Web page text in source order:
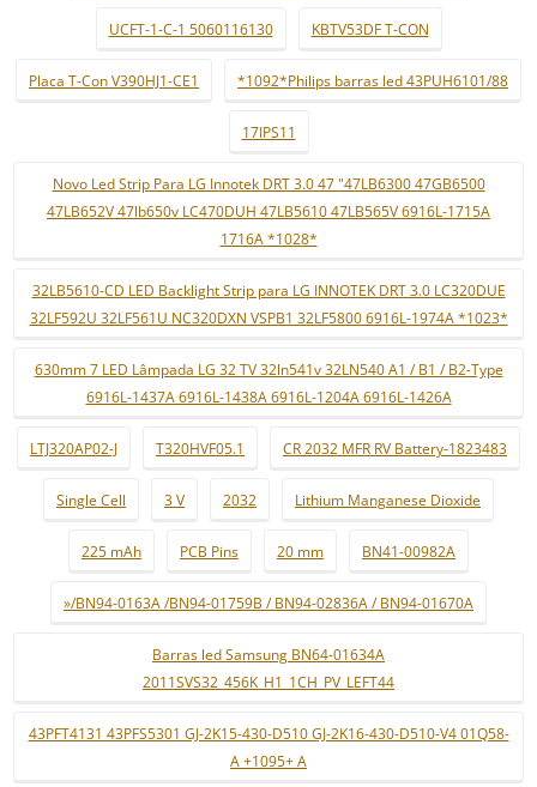
UCFT-1-C-1 5060116130 KBTV53DF T-CON
Placa T-Con V390HJ1-CE1 *1092*Philips barras led 43PUH6101/88
17IPS11
Novo Led Strip Para LG Innotek DRT 3.0 47 "47LB6300 47GB6500
47LB652V 47lb650v LC470DUH 47LB5610 47LB565V 6916L-1715A
1716A *1028*
32LB5610-CD LED Backlight Strip para LG INNOTEK DRT 3.0 LC320DUE
32LF592U 32LF561U NC320DXN VSPB1 32LF5800 6916L-1974A *1023*
630mm 7 LED Lâmpada LG 32 TV 32ln541v 32LN540 A1 / B1 / B2-Type
6916L-1437A 6916L-1438A 6916L-1204A 6916L-1426A
LTJ320AP02-J T320HVF05.1 CR 2032 MFR RV Battery-1823483
Single Cell 3 V 2032 Lithium Manganese Dioxide
225 mAh PCB Pins 20 mm BN41-00982A
»/BN94-0163A /BN94-01759B / BN94-02836A / BN94-01670A
Barras led Samsung BN64-01634A
2011SVS32_456K_H1_1CH_PV_LEFT44
43PFT4131 43PFS5301 GJ-2K15-430-D510 GJ-2K16-430-D510-V4 01Q58-
A +1095+ A